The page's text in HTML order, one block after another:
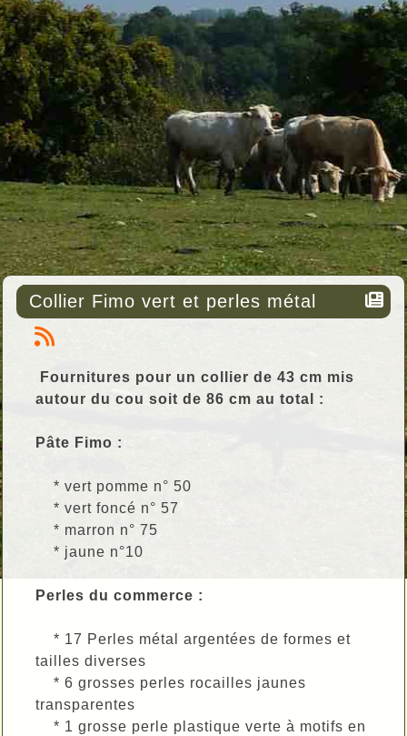
Collier Fimo vert et perles métal
Fournitures pour un collier de 43 cm mis
autour du cou soit de 86 cm au total :
Pâte Fimo :
* vert pomme n° 50
* vert foncé n° 57
* marron n° 75
* jaune n°10
Perles du commerce :
* 17 Perles métal argentées de formes et
tailles diverses
* 6 grosses perles rocailles jaunes
transparentes
* 1 grosse perle plastique verte à motifs en